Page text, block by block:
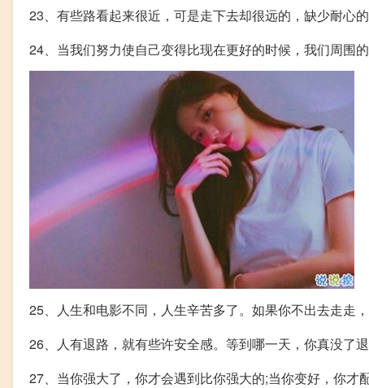
23、有些路看起来很近，可是走下去却很远的，缺少耐心
24、当我们努力使自己变得比现在更好的时候，我们周围的
25、人生和电影不同，人生辛苦多了。如果你不出去走走
26、人有退路，就有些许安全感。等到哪一天，你真没了
27、当你强大了，你才会遇到比你强大的;当你变好，你才